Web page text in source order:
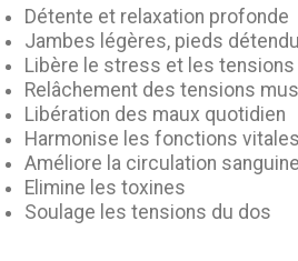
Détente et relaxation profonde
Jambes légères, pieds
Libère le stress et les
Relâchement des tensions
Libération des maux quotidien
Harmonise les fonctions vitales
Améliore la circulation sanguine
Elimine les toxines
Soulage les tensions du dos